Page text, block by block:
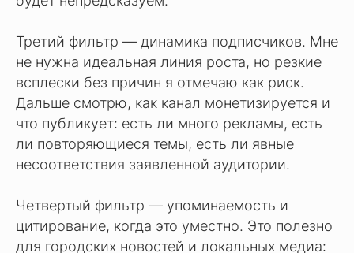
Третий фильтр — динамика подписчиков. Мне
не нужна идеальная линия роста, но резкие
всплески без причин я отмечаю как риск.
Дальше смотрю, как канал монетизируется и
что публикует: есть ли много рекламы, есть
ли повторяющиеся темы, есть ли явные
несоответствия заявленной аудитории.
Четвертый фильтр — упоминаемость и
цитирование, когда это уместно. Это полезно
для городских новостей и локальных медиа: